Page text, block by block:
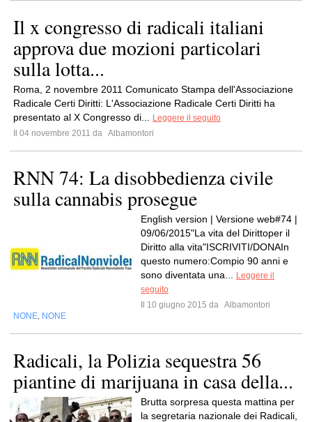
Il x congresso di radicali italiani
approva due mozioni particolari
sulla lotta...
Roma, 2 novembre 2011 Comunicato Stampa dell'Associazione
Radicale Certi Diritti: L'Associazione Radicale Certi Diritti ha
presentato al X Congresso di...
Leggere il seguito
Il 04 novembre 2011 da Albamontori
RNN 74: La disobbedienza civile
sulla cannabis prosegue
English version | Versione web#74 |
09/06/2015"La vita del Dirittoper il
Diritto alla vita"ISCRIVITI/DONAIn
questo numero:Compio 90 anni e
sono diventata una...
Leggere il
seguito
Il 10 giugno 2015 da Albamontori
NONE NONE
Radicali, la Polizia sequestra 56
piantine di marijuana in casa della...
Brutta sorpresa questa mattina per
la segretaria nazionale dei Radicali,